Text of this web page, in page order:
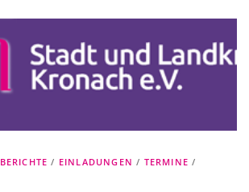
BERICHTE / EINLADUNGEN / TERMINE /